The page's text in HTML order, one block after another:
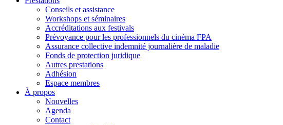
Conseils et assistance
Workshops et séminaires
Accréditations aux festivals
Prévoyance pour les professionnels du cinéma FPA
Assurance collective indemnité journalière de maladie
Fonds de protection juridique
Autres prestations
Adhésion
Espace membres
À propos
Nouvelles
Agenda
Contact